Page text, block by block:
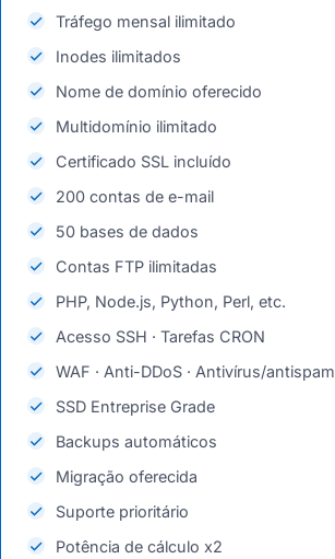
Tráfego mensal ilimitado
Inodes ilimitados
Nome de domínio oferecido
Multidomínio ilimitado
Certificado SSL incluído
200 contas de e-mail
50 bases de dados
Contas FTP ilimitadas
PHP, Node.js, Python, Perl, etc.
Acesso SSH · Tarefas CRON
WAF · Anti-DDoS · Antivírus/antispam
SSD Entreprise Grade
Backups automáticos
Migração oferecida
Suporte prioritário
Potência de cálculo x2